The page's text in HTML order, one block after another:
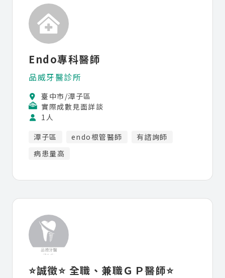
Endo專科醫師
品威牙醫診所
臺中市/潭子區
實際成數見面詳談
1人
潭子區
endo根管醫師
有諮詢師
病患量高
⭐️誠徵⭐️ 全職、兼職ＧＰ醫師⭐️